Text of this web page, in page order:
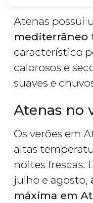
Atenas possui
mediterrâneo
característico
calorosos e
suaves e
Atenas no
Os verões em
altas
noites frescas.
julho e agosto,
máxima em